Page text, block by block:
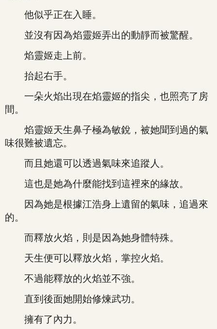
他似乎正在入睡。
並沒有因為焰靈姬弄出的動靜而被驚醒。
焰靈姬走上前。
抬起右手。
一朵火焰出現在焰靈姬的指尖，也照亮了房
間。
焰靈姬天生鼻子極為敏銳，被她聞到過的氣
味很難被遺忘。
而且她還可以透過氣味來追蹤人。
這也是她為什麼能找到這裡來的緣故。
因為她是根據江浩身上遺留的氣味，追過來
的。
而釋放火焰，則是因為她身體特殊。
天生便可以釋放火焰，掌控火焰。
不過能釋放的火焰並不強。
直到後面她開始修煉武功。
擁有了內力。